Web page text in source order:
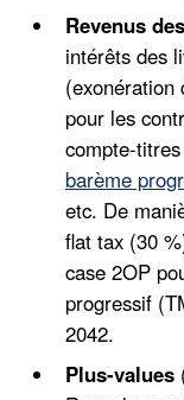
Revenus
intérêts des
(exonération
pour les
compte-
barème
etc. De
flat tax (30
case 2OP
progressif
2042.
Plus-values